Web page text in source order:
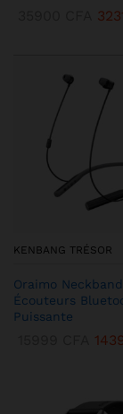
KENBANG TRÉSOR
Oraimo
Écouteurs
Puissante